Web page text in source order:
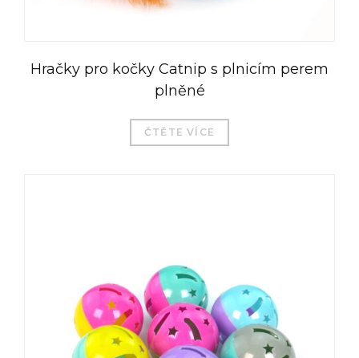
Hračky pro kočky Catnip s plnicím perem
plněné
ČTĚTE VÍCE